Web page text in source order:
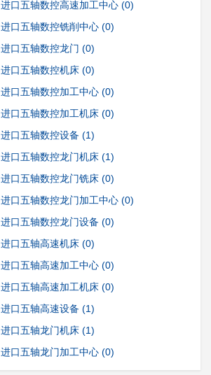
进口五轴数控高速加工中心 (0)
进口五轴数控铣削中心 (0)
进口五轴数控龙门 (0)
进口五轴数控机床 (0)
进口五轴数控加工中心 (0)
进口五轴数控加工机床 (0)
进口五轴数控设备 (1)
进口五轴数控龙门机床 (1)
进口五轴数控龙门铣床 (0)
进口五轴数控龙门加工中心 (0)
进口五轴数控龙门设备 (0)
进口五轴高速机床 (0)
进口五轴高速加工中心 (0)
进口五轴高速加工机床 (0)
进口五轴高速设备 (1)
进口五轴龙门机床 (1)
进口五轴龙门加工中心 (0)